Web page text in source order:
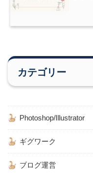
カテゴリー
Photoshop/Illustrator
ギグワーク
ブログ運営